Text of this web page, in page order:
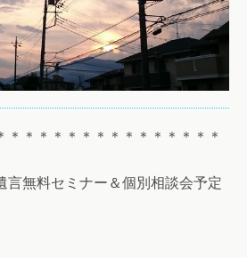
＊＊＊＊＊＊＊＊＊＊＊＊＊＊＊
言無料セミナー＆個別相談会予定